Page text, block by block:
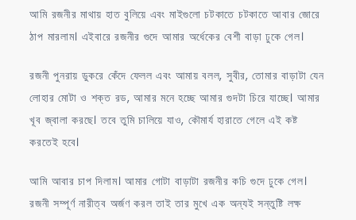
আমি রজনীর মাথায় হাত বুলিয়ে এবং মাইগুলো চটকাতে চটকাতে আবার জোরে
ঠাপ মারলাম। এইবারে রজনীর গুদে আমার অর্ধেকের বেশী বাড়া ঢুকে গেল।
রজনী পুনরায় ডুকরে কেঁদে ফেলল এবং আমায় বলল, সুবীর, তোমার বাড়াটা যেন
লোহার মোটা ও শক্ত রড, আমার মনে হচ্ছে আমার গুদটা চিরে যাচ্ছে। আমার
খূব জ্বালা করছে। তবে তুমি চালিয়ে যাও, কৌমার্য হারাতে গেলে এই কষ্ট
করতেই হবে।
আমি আবার চাপ দিলাম। আমার গোটা বাড়াটা রজনীর কচি গুদে ঢুকে গেল।
রজনী সম্পূর্ণ নারীত্ব অর্জণ করল তাই তার মুখে এক অন্যই সন্তুষ্টি লক্ষ